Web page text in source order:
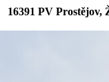
16391 PV Prostějov,